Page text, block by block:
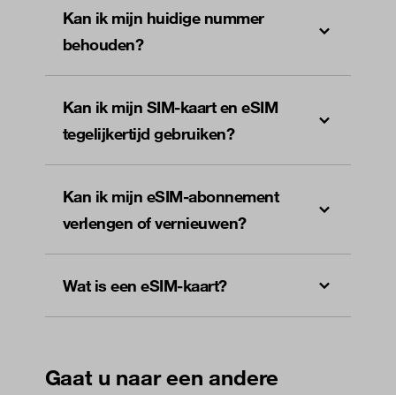
Kan ik mijn huidige nummer
behouden?
Kan ik mijn SIM-kaart en eSIM
tegelijkertijd gebruiken?
Kan ik mijn eSIM-abonnement
verlengen of vernieuwen?
Wat is een eSIM-kaart?
Gaat u naar een andere